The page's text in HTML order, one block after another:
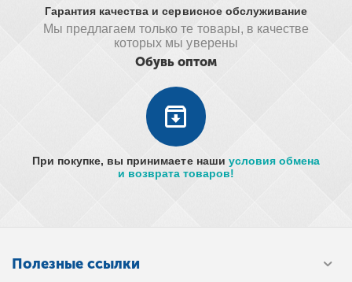
Гарантия качества и сервисное обслуживание
Мы предлагаем только те товары, в качестве
которых мы уверены
Обувь оптом
При покупке, вы принимаете наши условия обмена
и возврата товаров!
Полезные ссылки